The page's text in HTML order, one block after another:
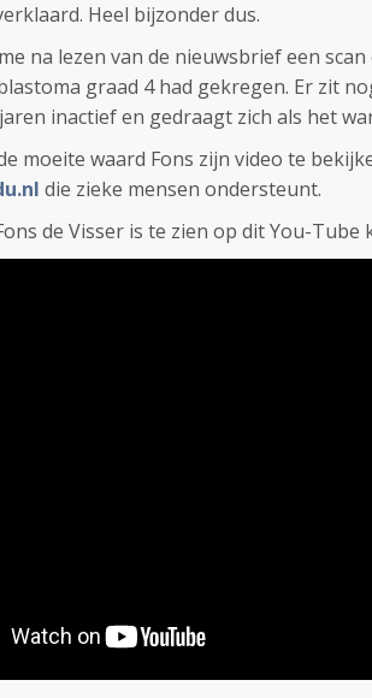
Heel bijzonder dus.
na lezen van de nieuwsbrief een
graad 4 had gekregen. Er zit
inactief en gedraagt zich als het
moeite waard Fons zijn video te
die zieke mensen ondersteunt.
de Visser is te zien op dit You-Tube